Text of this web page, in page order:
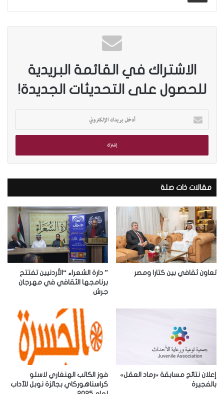
الاشتراك في القائمة البريدية
للحصول على التحديثات الجديدة!
خ
ب
ي
د
ك
ا
ل
إ
ل
ت
ر
مقالات ذات صلة
تعاون ثقافي بين كتارا ومصر
” دارة الشعراء “الأردنيين تفتتح
برنامجها الثقافي في مهرجان
جرش
إعلان نتائج مسابقة «رماد العقل»
بالفجيرة
فوز الكاتب الهنغاري لاسلو
كراسناهوركاي بجائزة نوبل للآداب